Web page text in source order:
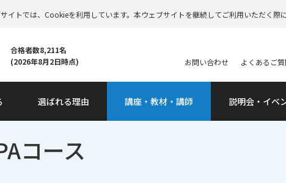
イトでは、Cookieを利用しています。本ウェブサイトを継続してご利用いただく際に
合格者数8,211名
(2026年8月2日時点)
選ばれる理由 講座・教材・講師 説明会・ イベ
お問い合わせ よくあるご
コース